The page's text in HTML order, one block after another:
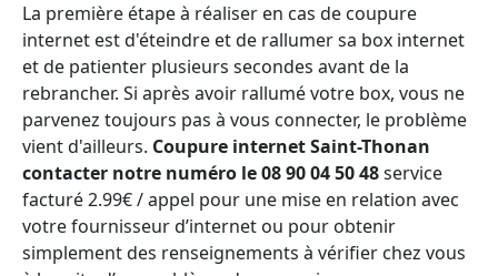
La première étape à réaliser en cas de coupure
internet est d'éteindre et de rallumer sa box internet
et de patienter plusieurs secondes avant de la
rebrancher. Si après avoir rallumé votre box, vous ne
parvenez toujours pas à vous connecter, le problème
vient d'ailleurs. Coupure internet Saint-Thonan
contacter notre numéro le 08 90 04 50 48service
facturé 2.99€ / appel pour une mise en relation avec
votre fournisseur d’internet ou pour obtenir
simplement des renseignements à vérifier chez vous